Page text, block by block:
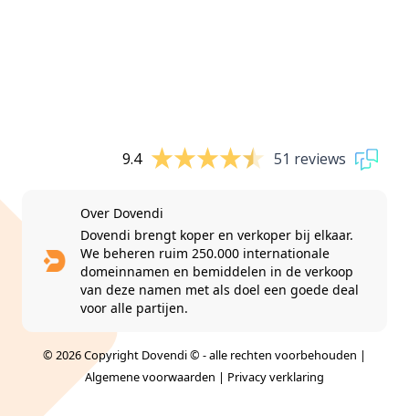
9.4 51 reviews
Over Dovendi
Dovendi brengt koper en verkoper bij elkaar.
We beheren ruim 250.000 internationale
domeinnamen en bemiddelen in de verkoop
van deze namen met als doel een goede deal
voor alle partijen.
© 2026 Copyright Dovendi © - alle rechten voorbehouden |
Algemene voorwaarden | Privacy verklaring